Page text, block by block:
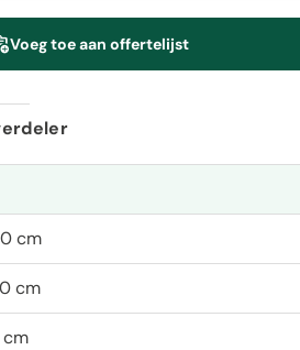
Voeg toe aan offertelijst
cm
cm
cm